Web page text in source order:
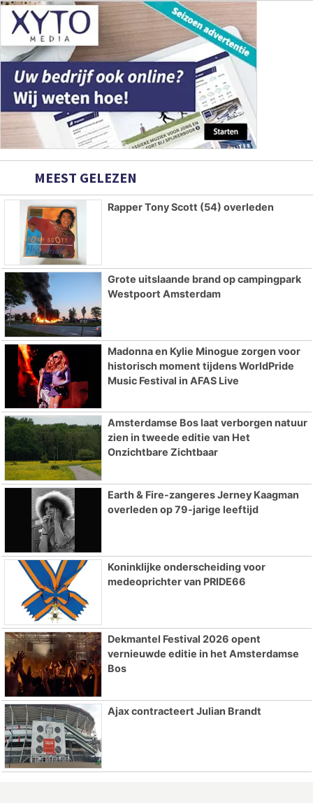
MEEST GELEZEN
Rapper Tony Scott (54) overleden
Grote uitslaande brand op campingpark
Westpoort Amsterdam
Madonna en Kylie Minogue zorgen voor
historisch moment tijdens WorldPride
Music Festival in AFAS Live
Amsterdamse Bos laat verborgen natuur
zien in tweede editie van Het
Onzichtbare Zichtbaar
Earth & Fire-zangeres Jerney Kaagman
overleden op 79-jarige leeftijd
Koninklijke onderscheiding voor
medeoprichter van PRIDE66
Dekmantel Festival 2026 opent
vernieuwde editie in het Amsterdamse
Bos
Ajax contracteert Julian Brandt